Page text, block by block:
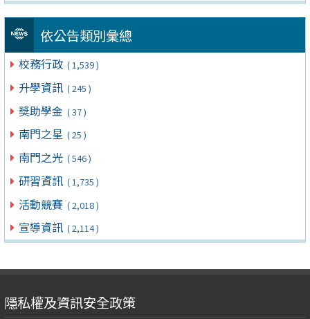
依公告類別彙總
校務行政 ( 1,539 )
升學資訊 ( 245 )
獎助學金 ( 37 )
南門之星 ( 25 )
南門之光 ( 546 )
研習資訊 ( 1,735 )
活動競賽 ( 2,018 )
宣導資訊 ( 2,114 )
隱私權及資訊安全政策